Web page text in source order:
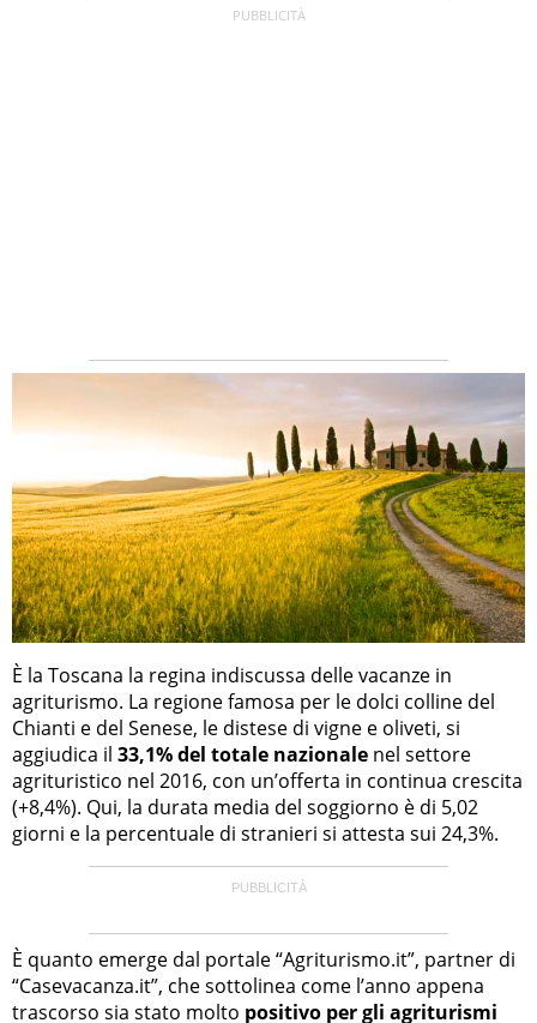
È la Toscana la regina indiscussa delle vacanze in
agriturismo. La regione famosa per le dolci colline del
Chianti e del Senese, le distese di vigne e oliveti, si
aggiudica il 33,1% del totale nazionale nel settore
agrituristico nel 2016, con un’offerta in continua crescita
(+8,4%). Qui, la durata media del soggiorno è di 5,02
giorni e la percentuale di stranieri si attesta sui 24,3%.
È quanto emerge dal portale “Agriturismo.it”, partner di
“Casevacanza.it”, che sottolinea come l’anno appena
trascorso sia stato molto positivo per gli agriturismi